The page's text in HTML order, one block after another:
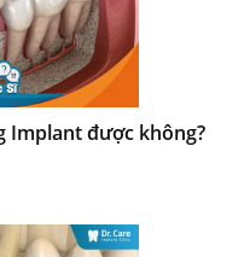
Implant được không?